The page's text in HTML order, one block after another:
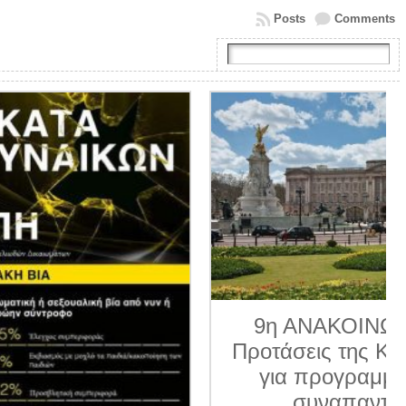
Comments
Posts
9η ΑΝΑΚΟΙΝΩΣΗ 2026.
Προτάσεις της Κοινο_Τοπίας
για προγραμματισμένα